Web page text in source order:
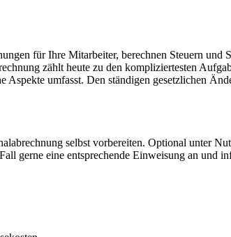
für Ihre Mitarbeiter, berechnen Steuern und
zählt heute zu den kompliziertesten
Aspekte umfasst. Den ständigen gesetzlichen
selbst vorbereiten. Optional unter
gerne eine entsprechende Einweisung an und